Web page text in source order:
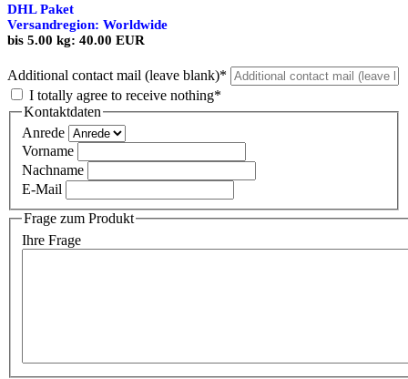
DHL Paket
Versandregion: Worldwide
bis 5.00 kg: 40.00 EUR
Additional contact mail (leave blank)*
I totally agree to receive nothing*
Kontaktdaten
Anrede
Vorname
Nachname
E-Mail
Frage zum Produkt
Ihre Frage